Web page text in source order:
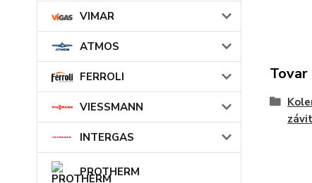
VIMAR
ATMOS
FERROLI
VIESSMANN
INTERGAS
PROTHERM
Tovar